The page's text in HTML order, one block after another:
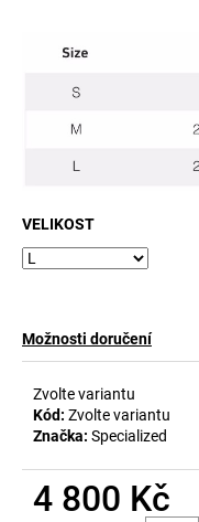
VELIKOST
Možnosti doručení
Zvolte variantu
Kód: Zvolte variantu
Značka: Specialized
4 800 Kč